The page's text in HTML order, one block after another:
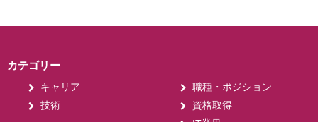
カテゴリー
キャリア
職種・ポジション
技術
資格取得